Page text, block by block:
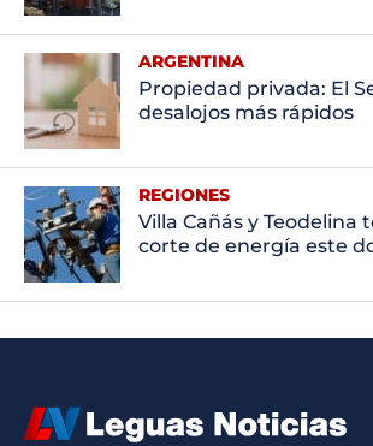
ARGENTINA
Propiedad privada: El
desalojos más rápidos
REGIONES
Villa Cañás y Teodelina
corte de energía este